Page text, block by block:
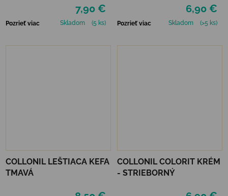
7,90 €
Pozrieť viac Skladom (5 ks)
6,90 €
Pozrieť viac Skladom (>5 ks)
COLLONIL LEŠTIACA KEFA
TMAVÁ
COLLONIL COLORIT KRÉM
- STRIEBORNÝ